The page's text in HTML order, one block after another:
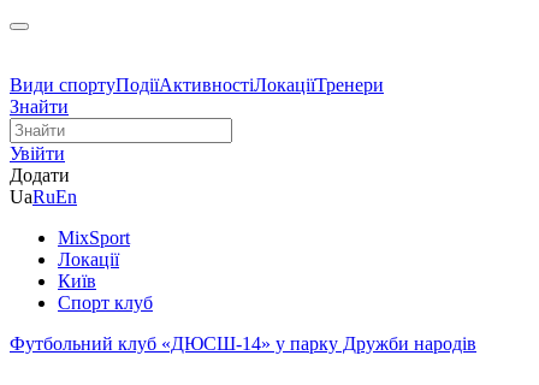
Види спортуПодіїАктивностіЛокаціїТренери
Знайти
Увійти
Додати
UaRuEn
MixSport
Локації
Київ
Спорт клуб
Футбольний клуб «ДЮСШ-14» у парку Дружби народів